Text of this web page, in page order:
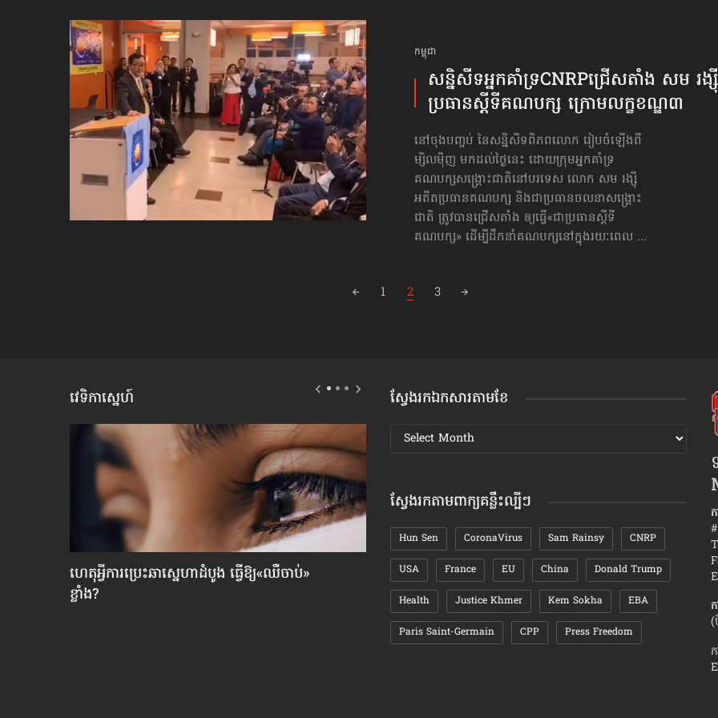
កម្ពុជា
សន្និសីទ​អ្នក​គាំទ្រCNRP​ជ្រើសតាំង សម រង្
ប្រធាន​ស្ដីទី​គណបក្ស ​ក្រោម​លក្ខខណ្ឌ៣
នៅចុងបញ្ចប់ នៃសន្និសីទពិភពលោក រៀបចំឡើងពី
ម្សិលម៉ិញ មកដល់ថ្ងៃនេះ ដោយក្រុមអ្នកគាំទ្រ​
គណបក្ស​សង្គ្រោះជាតិ​​នៅ​បរទេស លោក សម រង្ស៊ី
អតីតប្រធានគណបក្ស និងជាប្រធានចលនាសង្គ្រោះ
ជាតិ ត្រូវបានជ្រើសតាំង ឲ្យធ្វើ«ជាប្រធាន​ស្ដីទី​
គណបក្ស» ដើម្បីដឹកនាំគណបក្សនៅក្នុងរយៈពេល ...
1 2 3
វេទិកាស្នេហ៍
ហេតុអ្វី​ការប្រេះឆា​ស្នេហា​ដំបូង ធ្វើ​ឱ្យ​«ឈឺចាប់»​
ខ្លាំង?
សម្តី​គួរ​ចៀសវាង ពេល​និយាយ​ទៅ​កាន់​គូស្នេហ៍ ឬ​
ភរិយា​របស់​ខ្លួន
កត្តា​ដ
ស្វែងរកឯកសារតាមខែ
ស្វែងរក
ឯកសារ
ស្វែងរកតាមពាក្យគន្លឹះល្បីៗ
Hun Sen CoronaVirus Sam Rainsy CNRP
USA France EU China Donald Trump
Health Justice Khmer Kem Sokha EBA
Paris Saint-Germain CPP Press Freedom
(